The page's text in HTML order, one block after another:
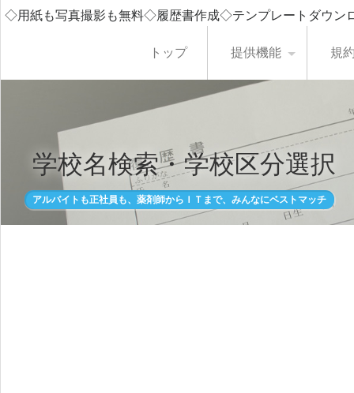
◇用紙も写真撮影も無料◇履歴書作成◇テンプレートダウ
トップ 提供機能 規
学校名検索・学校区分選択
アルバイトも正社員も、薬剤師からＩＴまで、みんなにベストマッチ